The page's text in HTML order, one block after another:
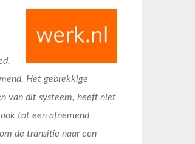
Het gebrekkige
van dit systeem, heeft niet
tot een afnemend
de transitie naar een